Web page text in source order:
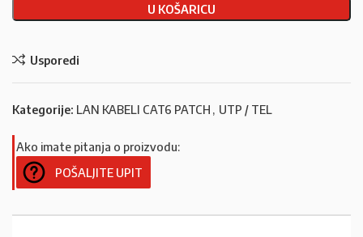
U KOŠARICU
Usporedi
Kategorije: LAN KABELI CAT6 PATCH , UTP / TEL
Ako imate pitanja o proizvodu:
POŠALJITE UPIT